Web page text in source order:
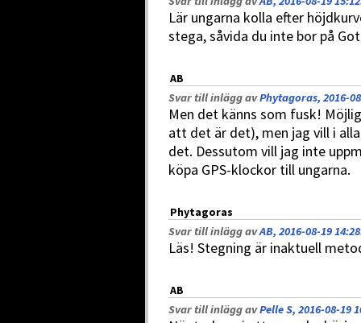
Lär ungarna kolla efter
stega, såvida du inte bor på
AB
Svar till inlägg avPhytagoras, 2016-
Men det känns som fusk!
att det är det), men jag vill i
det. Dessutom vill jag inte
köpa GPS-klockor till ungarna.
Phytagoras
Svar till inlägg avAB, 2016-08-19 14:28
Läs! Stegning är inaktuell
AB
Svar till inlägg avPelle S, 2016-08-19